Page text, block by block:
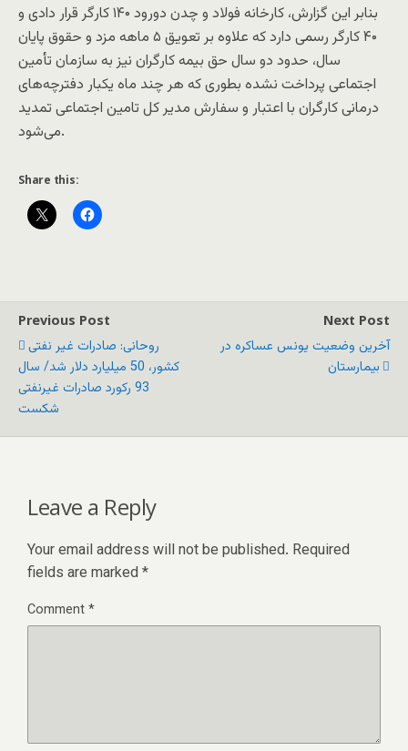
بنابر این گزارش، کارخانه فولاد و چدن دورود ۱۴۰ کارگر قرار دادی و
۴۰ کارگر رسمی دارد که علاوه بر تعویق ۵ ماهه مزد و حقوق پایان
سال، حدود دو سال حق بیمه کارگران نیز به سازمان تأمین
اجتماعی پرداخت نشده بطوری که هر چند ماه یکبار دفترچه‌های
درمانی کارگران با اعتبار و سفارش مدیر کل تامین اجتماعی تمدید
می‌شود.
Share this:
Previous Post
روحانی: صادرات غیر نفتی
کشور، 50 میلیارد دلار شد/ سال
93 رکورد صادرات غیرنفتی
شکست
Next Post
آخرین وضعیت یونس عساکره در
بیمارستان
Leave a Reply
Your email address will not be published. Required
fields are marked *
Comment*